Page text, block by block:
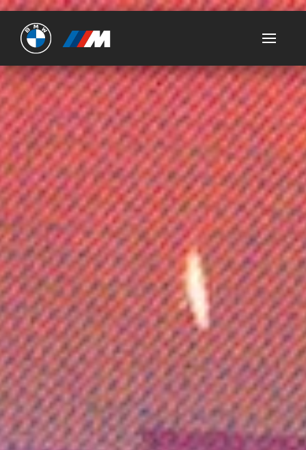
Ultimate